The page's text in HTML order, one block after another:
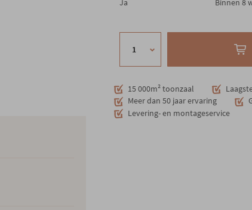
Ja Binnen 8
15 000m² toonzaal
Meer dan 50 jaar ervaring
Levering- en montageservice